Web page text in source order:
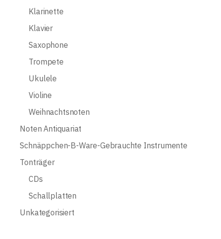
Klarinette
Klavier
Saxophone
Trompete
Ukulele
Violine
Weihnachtsnoten
Noten Antiquariat
Schnäppchen-B-Ware-Gebrauchte Instrumente
Tonträger
CDs
Schallplatten
Unkategorisiert